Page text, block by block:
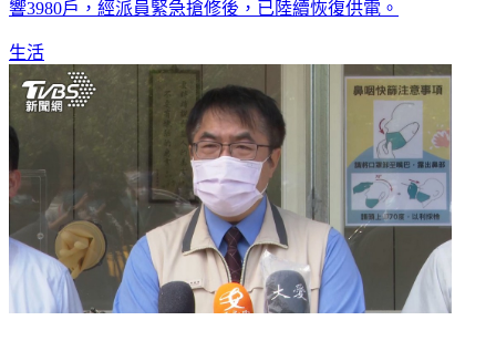
響3980戶，經派員緊急搶修後，已陸續恢復供電。
生活